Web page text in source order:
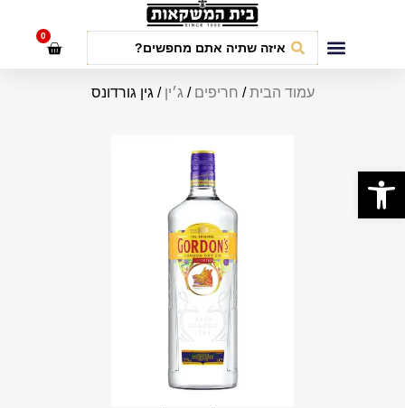
0
עמוד הבית/ חריפים / ג׳ין / גין גורדונס
פתח סרגל נגישות